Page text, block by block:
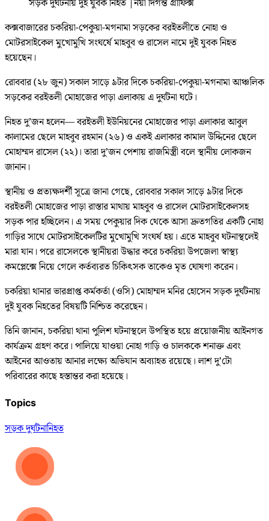
সড়ক দুর্ঘটনায় দুই যুবক নিহত |নয়া দিগন্ত গ্রাফিক্স
কক্সবাজারের চকরিয়া-পেকুয়া-মগনামা সড়কের বরইতলীতে নোহা ও
মোটরসাইকেল মুখোমুখি সংঘর্ষে মাহবুব ও রাসেল নামে দুই যুবক নিহত
হয়েছেন।
রোববার (২৮ জুন) সকাল সাড়ে ৯টার দিকে চকরিয়া-পেকুয়া-মগনামা আঞ্চলিক
সড়কের বরইতলী মোহাজের পাড়া এলাকায় এ দুর্ঘটনা ঘটে।
নিহত দু’জন হলেন— বরইতলী ইউনিয়নের মোহাজের পাড়া এলাকার আবুল
কালামের ছেলে মাহবুব রহমান (২৬) ও একই এলাকার কামাল উদ্দিনের ছেলে
মোহাম্মদ রাসেল (২২)। তারা দু’জন পেশায় রাজমিস্ত্রী বলে স্থানীয় লোকজন
জানান।
স্থানীয় ও প্রত্যক্ষদর্শী সূত্রে জানা গেছে, রোববার সকাল সাড়ে ৯টার দিকে
বরইতলী মোহাজের পাড়া রাস্তার মাথায় মাহবুব ও রাসেল মোটরসাইকেলসহ
সড়ক পার হচ্ছিলেন। এ সময় পেকুয়ার দিক থেকে আসা দ্রুতগতির একটি নোহা
গাড়ির সাথে মোটরসাইকেলটির মুখোমুখি সংঘর্ষ হয়। এতে মাহবুব ঘটনাস্থলেই
মারা যান। পরে রাসেলকে স্থানীয়রা উদ্ধার করে চকরিয়া উপজেলা স্বাস্থ্য
কমপ্লেক্সে নিয়ে গেলে কর্তব্যরত চিকিৎসক তাকেও মৃত ঘোষণা করেন।
চকরিয়া থানার ভারপ্রাপ্ত কর্মকর্তা (ওসি) মোহাম্মদ মনির হোসেন সড়ক দুর্ঘটনায়
দুই যুবক নিহতের বিষয়টি নিশ্চিত করেছেন।
তিনি জানান, চকরিয়া থানা পুলিশ ঘটনাস্থলে উপস্থিত হয়ে প্রয়োজনীয় আইনগত
কার্যক্রম গ্রহণ করে। পালিয়ে যাওয়া নোহা গাড়ি ও চালককে শনাক্ত এবং
আইনের আওতায় আনার লক্ষ্যে অভিযান অব্যাহত রয়েছে। লাশ দু’টো
পরিবারের কাছে হস্তান্তর করা হয়েছে।
Topics
সড়ক দুর্ঘটনানিহত